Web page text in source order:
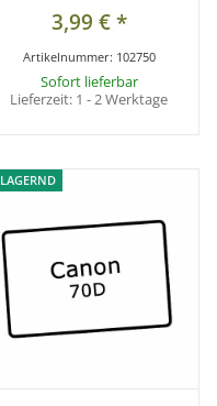
3,99 €*
Artikelnummer: 102750
Sofort lieferbar
Lieferzeit: 1 - 2 Werktage
LAGERND
LAGERND